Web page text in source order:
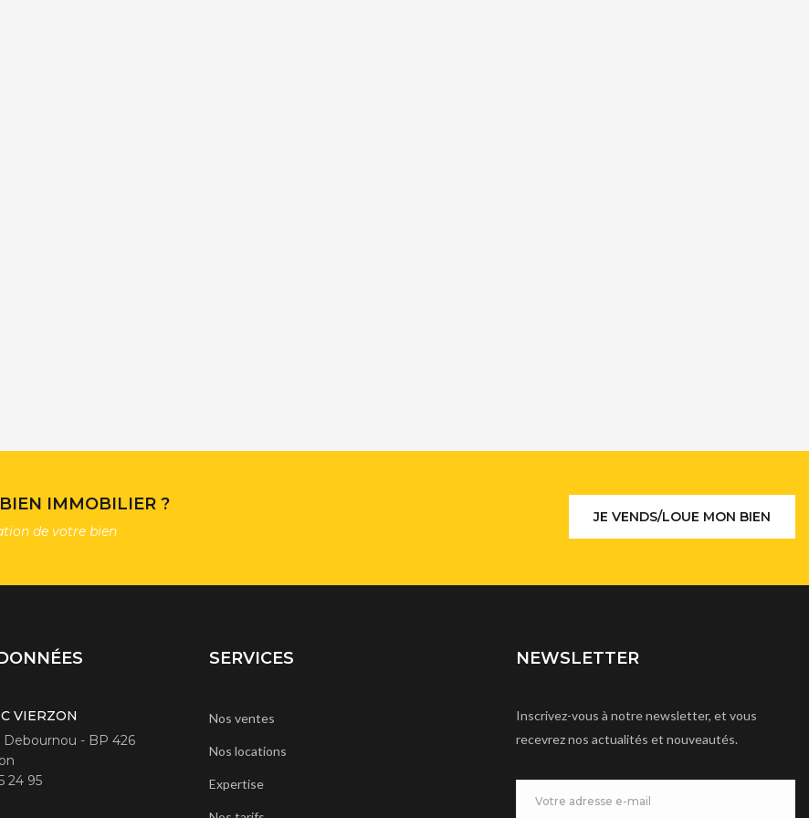
IMMOBILIER ?
de votre bien
JE VENDS/LOUE MON BIEN
VIERZON
- BP 426
24 95
SERVICES
Nos ventes
Nos locations
Expertise
NEWSLETTER
Inscrivez-vous à notre newsletter, et vous
recevrez nos actualités et nouveautés.